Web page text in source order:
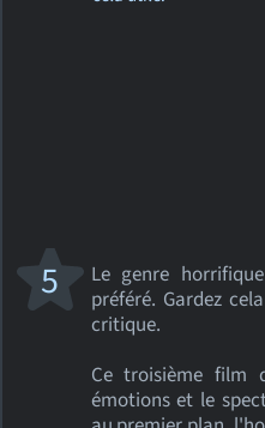
Le genre
préféré. Gardez
critique.
Ce troisième film
émotions et le
5